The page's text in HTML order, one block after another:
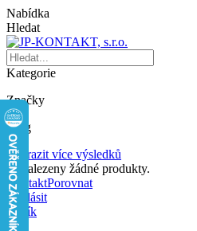
Nabídka
Hledat
Kategorie
Značky
Blog
Zobrazit více výsledků
Nenalezeny žádné produkty.
KontaktPorovnat
Přihlásit
Košík